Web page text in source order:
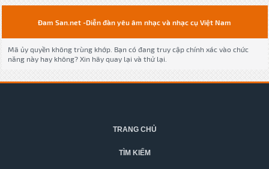
Đam San.net -Diễn đàn yêu âm nhạc và nhạc cụ Việt Nam
Mã ủy quyền không trùng khớp. Bạn có đang truy cập chính xác vào chức
năng này hay không? Xin hãy quay lại và thử lại.
TRANG CHỦ
TÌM KIẾM